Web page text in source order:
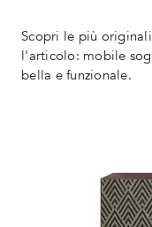
Scopri le più
l'articolo: mobile
bella e funzionale.